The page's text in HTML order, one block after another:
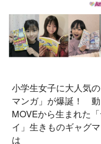
小学生女子に大人気
マンガ」が爆誕！
MOVEから生まれた
イ」生きものギャグ
は